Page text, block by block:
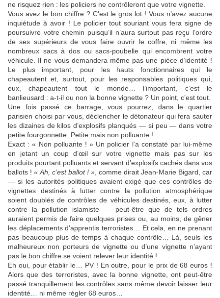
ne risquez rien : les policiers ne contrôleront que votre vignette.
Vous avez le bon chiffre ? C’est le gros lot ! Vous n’avez aucune
inquiétude à avoir ! Le policier tout souriant vous fera signe de
poursuivre votre chemin puisqu’il n’aura surtout pas reçu l’ordre
de ses supérieurs de vous faire ouvrir le coffre, ni même les
nombreux sacs à dos ou sacs-poubelle qui encombrent votre
véhicule. Il ne vous demandera même pas une pièce d’identité !
Le plus important, pour les hauts fonctionnaires qui le
chapeautent et, surtout, pour les responsables politiques qui,
eux, chapeautent tout le monde… l’important, c’est le
banlieusard : a-t-il ou non la bonne vignette ? Un point, c’est tout.
Une fois passé ce barrage, vous pourrez, dans le quartier
parisien choisi par vous, déclencher le détonateur qui fera sauter
les dizaines de kilos d’explosifs planqués — si peu — dans votre
petite fourgonnette. Petite mais non polluante !
Exact : « Non polluante ! » Un policier l’a constaté par lui-même
en jetant un coup d’œil sur votre vignette mais pas sur les
produits pourtant polluants et servant d’explosifs cachés dans vos
ballots ! « Ah, c’est ballot ! » , comme dirait Jean-Marie Bigard, car
— si les autorités politiques avaient exigé que ces contrôles de
vignettes destinés à lutter contre la pollution atmosphérique
soient doublés de contrôles de véhicules destinés, eux, à lutter
contre la pollution islamiste — peut-être que de tels ordres
auraient permis de faire quelques prises ou, au moins, de gêner
les déplacements d’apprentis terroristes… Et cela, en ne prenant
pas beaucoup plus de temps à chaque contrôle… Là, seuls les
malheureux non porteurs de vignette ou d’une vignette n’ayant
pas le bon chiffre se voient relever leur identité !
Eh oui, pour établir le… PV ! En outre, pour le prix de 68 euros !
Alors que des terroristes, avec la bonne vignette, ont peut-être
passé tranquillement les contrôles sans même devoir laisser leur
identité… ni même régler 68 euros…